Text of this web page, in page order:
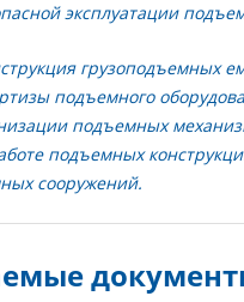
эксплуатации
грузоподъемных
подъемного
подъемных
подъемных
сооружений.